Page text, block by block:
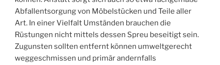
Abfallentsorgung von Möbelstücken und Teile aller
Art. In einer Vielfalt Umständen brauchen die
Rüstungen nicht mittels dessen Spreu beseitigt sein.
Zugunsten sollten entfernt können umweltgerecht
weggeschmissen und primär andernfalls